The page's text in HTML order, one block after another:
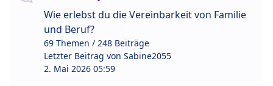
Wie erlebst du die Vereinbarkeit von Familie
und Beruf?
69 Themen / 248 Beiträge
Letzter Beitrag von Sabine2055
2. Mai 2026 05:59